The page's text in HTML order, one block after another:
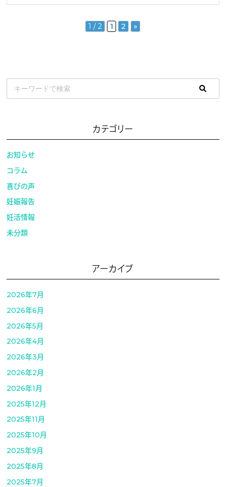
1 / 2 1 2 »
カテゴリー
お知らせ
コラム
喜びの声
妊娠報告
妊活情報
未分類
アーカイブ
2026年7月
2026年6月
2026年5月
2026年4月
2026年3月
2026年2月
2026年1月
2025年12月
2025年11月
2025年10月
2025年9月
2025年8月
2025年7月